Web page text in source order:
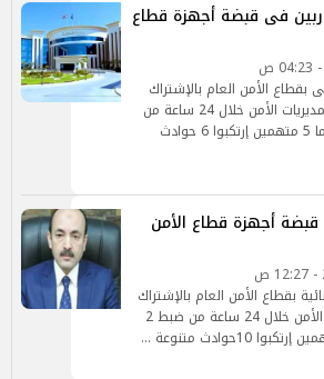
فى قبضة أجهزة قطاع
بقطاع الأمن العام بالإشتراك
مع إدارات البحث الجنائى بمديريات الأمن خلال 24 ساعة من
ضبط 2 تشكيل عصابى ضما 5 متهمين إرتكبوا 6 حوادث
أجهزة قطاع الأمن
بقطاع الأمن العام بالإشتراك
مع إدارات البحث بمديريات الأمن خلال 24 ساعة من ضبط 2